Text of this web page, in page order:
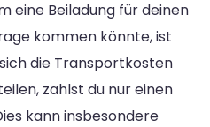
eine Beiladung für deinen
kommen könnte, ist
die Transportkosten
zahlst du nur einen
kann insbesondere